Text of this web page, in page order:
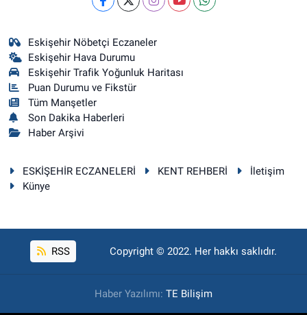
Eskişehir Nöbetçi Eczaneler
Eskişehir Hava Durumu
Eskişehir Trafik Yoğunluk Haritası
Puan Durumu ve Fikstür
Tüm Manşetler
Son Dakika Haberleri
Haber Arşivi
ESKİŞEHİR ECZANELERİ KENT REHBERİ
İletişim
Künye
RSS Copyright © 2022. Her hakkı saklıdır.
Haber Yazılımı: TE Bilişim